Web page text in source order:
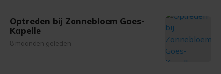
Optreden bij Zonnebloem Goes-
Kapelle
8 maanden geleden